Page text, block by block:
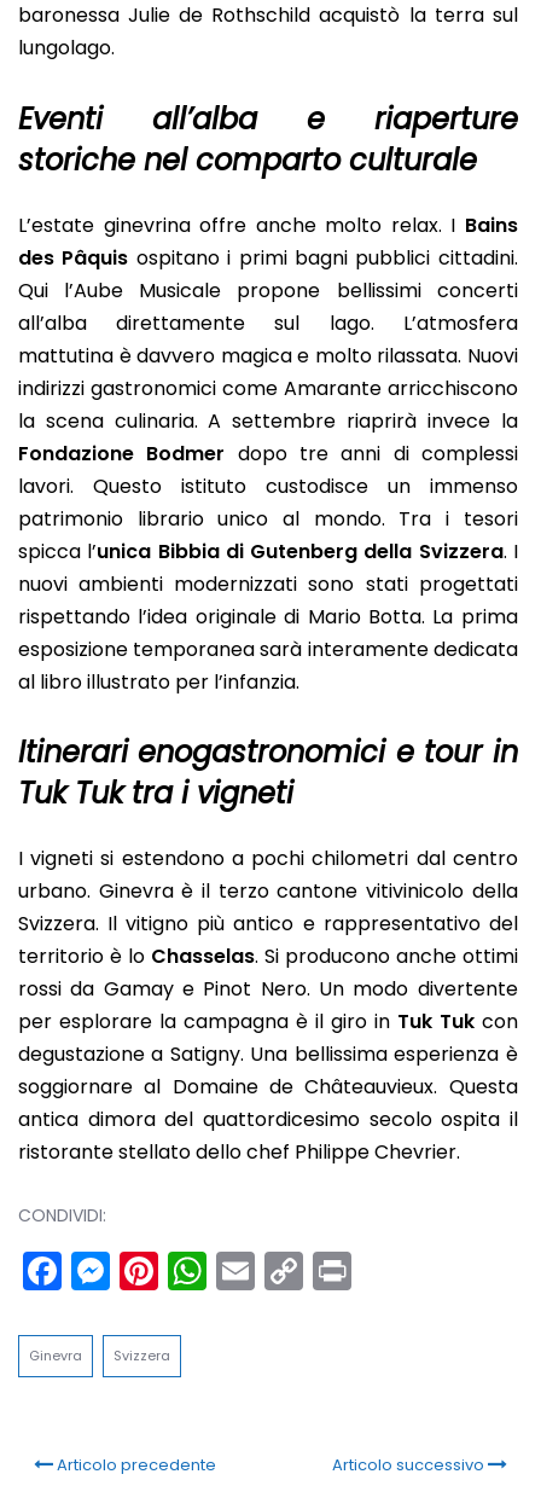
baronessa Julie de Rothschild acquistò la terra sul
lungolago.
Eventi all’alba e riaperture
storiche nel comparto culturale
L’estate ginevrina offre anche molto relax. I Bains
des Pâquis ospitano i primi bagni pubblici cittadini.
Qui l’Aube Musicale propone bellissimi concerti
all’alba direttamente sul lago. L’atmosfera
mattutina è davvero magica e molto rilassata. Nuovi
indirizzi gastronomici come Amarante arricchiscono
la scena culinaria. A settembre riaprirà invece la
Fondazione Bodmer dopo tre anni di complessi
lavori. Questo istituto custodisce un immenso
patrimonio librario unico al mondo. Tra i tesori
spicca l’unica Bibbia di Gutenberg della Svizzera. I
nuovi ambienti modernizzati sono stati progettati
rispettando l’idea originale di Mario Botta. La prima
esposizione temporanea sarà interamente dedicata
al libro illustrato per l’infanzia.
Itinerari enogastronomici e tour in
Tuk Tuk tra i vigneti
I vigneti si estendono a pochi chilometri dal centro
urbano. Ginevra è il terzo cantone vitivinicolo della
Svizzera. Il vitigno più antico e rappresentativo del
territorio è lo Chasselas. Si producono anche ottimi
rossi da Gamay e Pinot Nero. Un modo divertente
per esplorare la campagna è il giro in Tuk Tukcon
degustazione a Satigny. Una bellissima esperienza è
soggiornare al Domaine de Châteauvieux. Questa
antica dimora del quattordicesimo secolo ospita il
ristorante stellato dello chef Philippe Chevrier.
CONDIVIDI:
Facebook
Messenger
Pinterest
WhatsApp
Email
Copy
Link
Ginevra Svizzera
Articolo precedente Articolo successivo